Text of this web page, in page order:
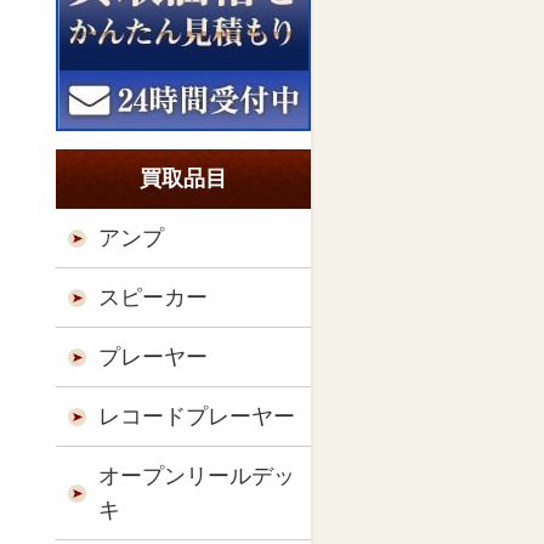
買取品目
アンプ
スピーカー
プレーヤー
レコードプレーヤー
オープンリールデッ
キ